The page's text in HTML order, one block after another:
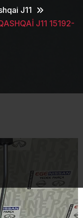
J11
J11 15192-